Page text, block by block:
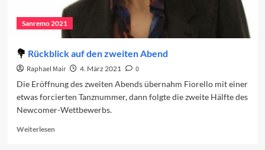
Sanremo 2021
Rückblick auf den zweiten Abend
Raphael Mair 4. März 2021
0
Die Eröffnung des zweiten Abends übernahm Fiorello mit einer
etwas forcierten Tanznummer, dann folgte die zweite Hälfte des
Newcomer-Wettbewerbs.
WeiterlesenRead